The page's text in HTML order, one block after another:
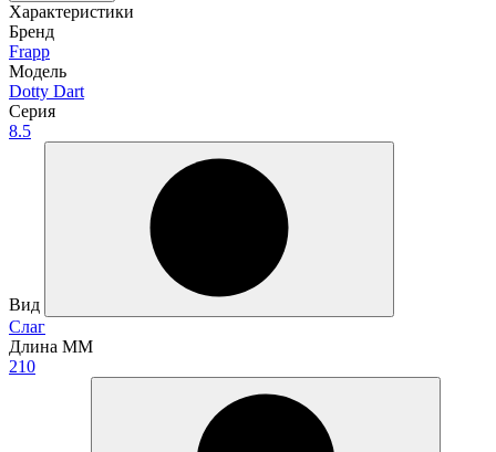
Характеристики
Бренд
Frapp
Модель
Dotty Dart
Серия
8.5
Вид
Слаг
Длина ММ
210